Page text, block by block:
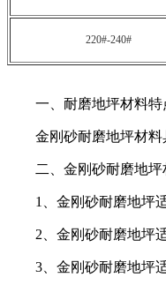
220#-240#
一、耐磨地坪材料特
金刚砂耐磨地坪材料具
二、金刚砂耐磨地坪
1、金刚砂耐磨地坪适
2、金刚砂耐磨地坪适
3、金刚砂耐磨地坪适